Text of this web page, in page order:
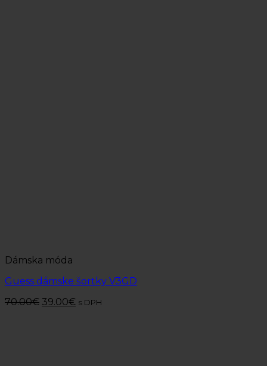
Dámska móda
Guess dámske šortky V3GD
70.00€ 39.00€ s DPH